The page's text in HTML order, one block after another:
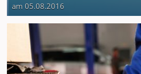
am 05.08.2016